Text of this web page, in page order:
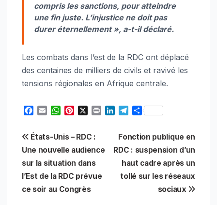
compris les sanctions, pour atteindre
une fin juste. L’injustice ne doit pas
durer éternellement », a-t-il déclaré.
Les combats dans l’est de la RDC ont déplacé
des centaines de milliers de civils et ravivé les
tensions régionales en Afrique centrale.
c
e
b
o
o
k
i
l
W
t
s
A
p
p
t
e
r
e
s
t
t
k
e
e
g
r
a
m
S
r
e
Navigation
de
l’article
Fonction publique en
RDC : suspension d’un
haut cadre après un
tollé sur les réseaux
sociaux
États-Unis – RDC :
Une nouvelle audience
sur la situation dans
l’Est de la RDC prévue
ce soir au Congrès